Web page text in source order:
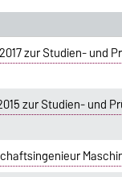
zur Studien- und
zur Studien- und